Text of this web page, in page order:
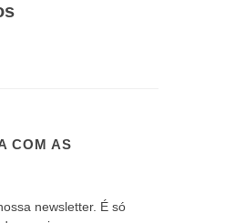
COM AS
newsletter. É só